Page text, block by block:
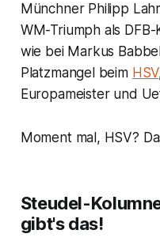
Münchner Philipp
WM-Triumph als
wie bei Markus
Platzmangel beim HSV
Europameister und
Moment mal, HSV?
Steudel-
gibt's das!